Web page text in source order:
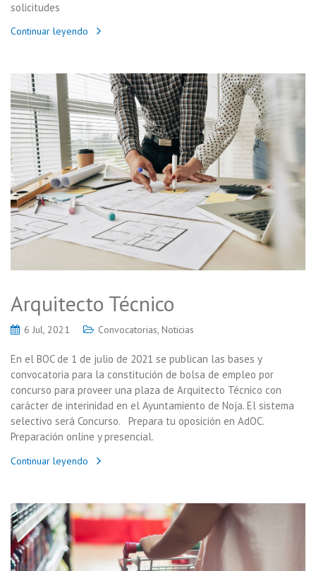
solicitudes
Continuar leyendo
Arquitecto Técnico
6 Jul, 2021 Convocatorias, Noticias
En el BOC de 1 de julio de 2021 se publican las bases y
convocatoria para la constitución de bolsa de empleo por
concurso para proveer una plaza de Arquitecto Técnico con
carácter de interinidad en el Ayuntamiento de Noja. El sistema
selectivo será Concurso. Prepara tu oposición en AdOC.
Preparación online y presencial.
Continuar leyendo